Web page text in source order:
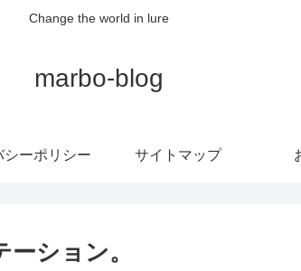
Change the world in lure
marbo-blog
シーポリシー サイトマップ
ション。